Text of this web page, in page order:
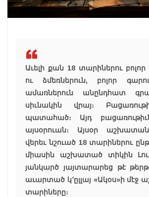
Աւելի քան 18 տարիներու բոլոր
ու ձմեռներուն, բոլոր
ամառներուն անընդհատ
սիւնակին վրայ։
պատահած։ Այդ
այսօրուան։ Այսօր
վերեւ նշուած 18 տարիներու
միասին աշխատած տիկին
յանկարծ յայտարարեց թէ
աւարտած կ՚ըլլայ «Ակօս»ի մէջ
տարիները։